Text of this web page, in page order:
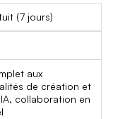
(7 jours)
aux
de création et
IA, collaboration en